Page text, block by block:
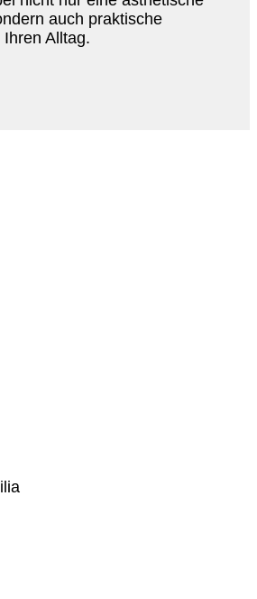
auch praktische
Alltag.